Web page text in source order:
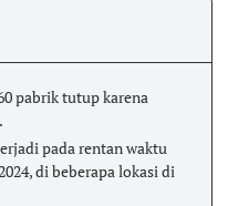
pabrik tutup karena
pada rentan waktu
di beberapa lokasi di